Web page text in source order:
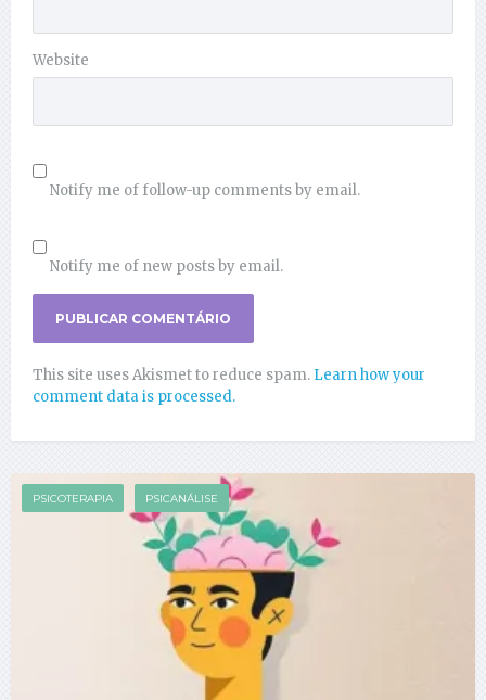
Website
Notify me of follow-up comments by email.
Notify me of new posts by email.
This site uses Akismet to reduce spam. Learn how your
comment data is processed.
PSICOTERAPIA PSICANÁLISE